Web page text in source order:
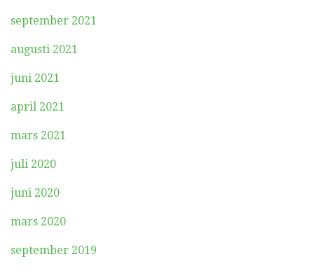
september 2021
augusti 2021
juni 2021
april 2021
mars 2021
juli 2020
juni 2020
mars 2020
september 2019